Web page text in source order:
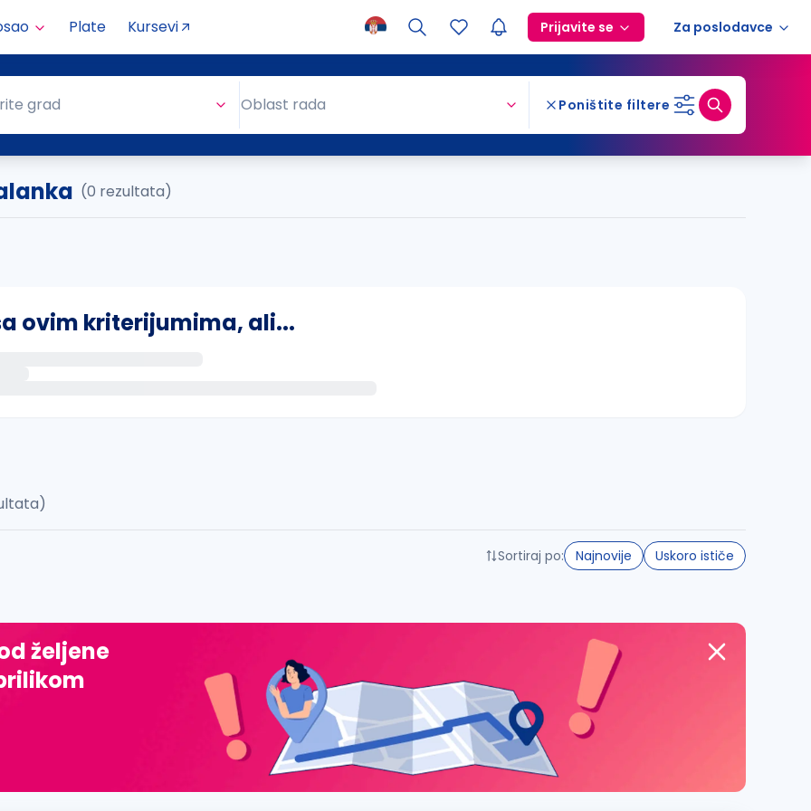
Plate Kursevi Prijavite se Za poslodavce
grad Oblast rada Poništite filtere
(0 rezultata)
ovim kriterijumima, ali...
đ, ž, dž)
Sortiraj po: Najnovije Uskoro ističe
željene